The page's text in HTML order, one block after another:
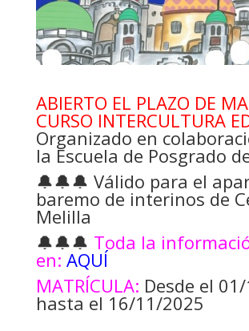
ABIERTO EL PLAZO DE
CURSO INTERCULTURA
Organizado en
la Escuela de Posgrado
🔔🔔🔔 Válido para el
baremo de interinos de
Melilla
🔔🔔🔔 Toda la
en: AQUÍ
MATRÍCULA: Desde el
hasta el 16/11/2025